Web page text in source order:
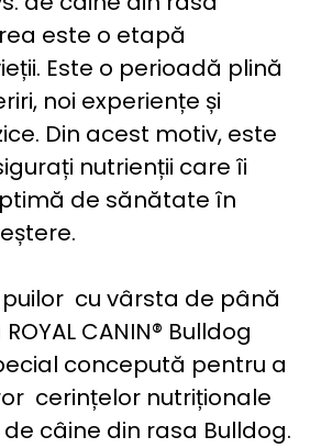
este o etapă
Este o perioadă plină
noi experiențe și
Din acest motiv, este
nutrienții care îi
de sănătate în
cu vârsta de până
CANIN® Bulldog
concepută pentru a
cerințelor nutriționale
câine din rasa Bulldog.